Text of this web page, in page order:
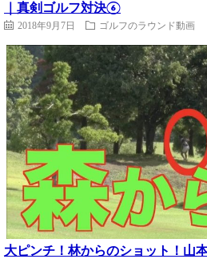
｜真剣ゴルフ対決⑥
2018年9月7日 ゴルフのラウンド動画
大ピンチ！林からのショット！山